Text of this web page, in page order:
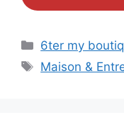
Catégories
6ter my
Étiquettes
Maison &